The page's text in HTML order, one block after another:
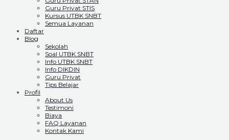
Guru Privat STIS
Kursus UTBK SNBT
Semua Layanan
Daftar
Blog
Sekolah
Soal UTBK SNBT
Info UTBK SNBT
Info DIKDIN
Guru Privat
Tips Belajar
Profil
About Us
Testimoni
Biaya
FAQ Layanan
Kontak Kami